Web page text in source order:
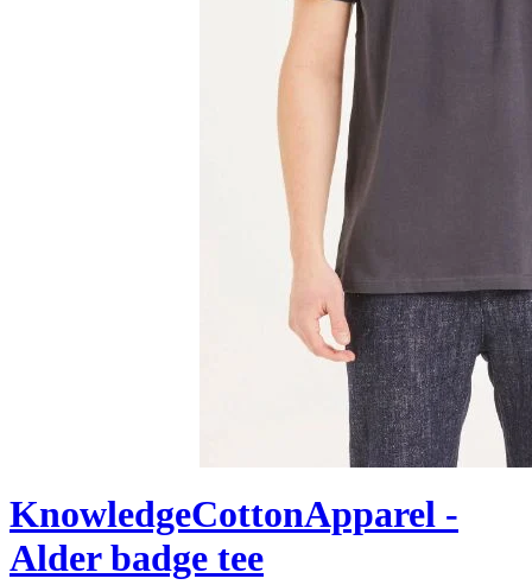
KnowledgeCottonApparel -
Alder badge tee